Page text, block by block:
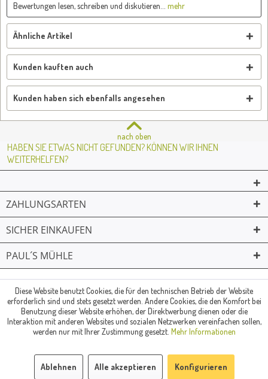
Bewertungen lesen, schreiben und diskutieren...
mehr
Ähnliche Artikel
Kunden kauften auch
Kunden haben sich ebenfalls angesehen
nach oben
HABEN SIE ETWAS NICHT GEFUNDEN? KÖNNEN WIR IHNEN
WEITERHELFEN?
ZAHLUNGSARTEN
SICHER EINKAUFEN
PAUL´S MÜHLE
© Paul's Mühle | Inhaber: Christof Paul e.K. | Westring 2 | 45659
Recklinghausen
Fax: 02361 -28831 | E-Mail: info@pauls-muehle.de
Diese Website benutzt Cookies, die für den technischen Betrieb der Website
erforderlich sind und stets gesetzt werden. Andere Cookies, die den Komfort bei
Benutzung dieser Website erhöhen, der Direktwerbung dienen oder die
Interaktion mit anderen Websites und sozialen Netzwerken vereinfachen sollen,
werden nur mit Ihrer Zustimmung gesetzt. Mehr Informationen
Ablehnen Alle akzeptieren Konfigurieren